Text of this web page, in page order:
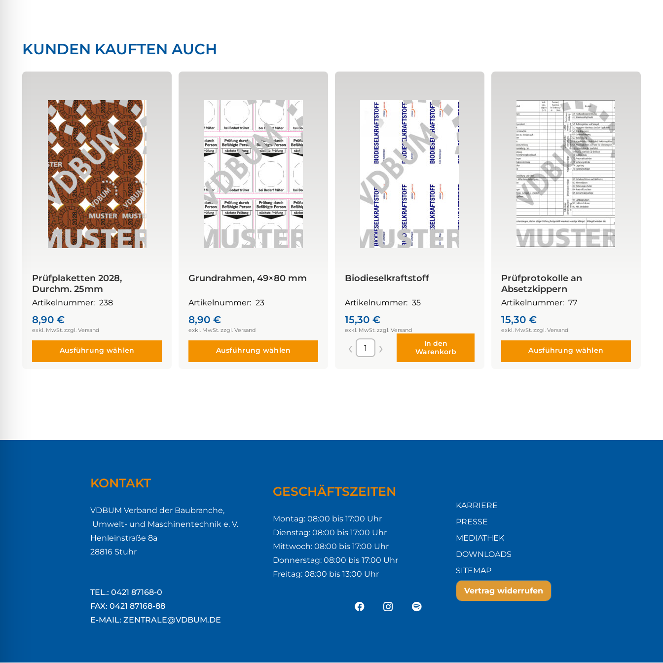
KUNDEN KAUFTEN AUCH
Prüfplaketten 2028,
Durchm. 25mm
Artikelnummer: 238
8,90 €
Ausführung wählen
Grundrahmen, 49×80 mm
Artikelnummer: 23
8,90 €
Ausführung wählen
Biodieselkraftstoff
Artikelnummer: 35
15,30 €
In den
Warenkorb
Prüfprotokolle an
Absetzkippern
Artikelnummer: 77
15,30 €
Ausführung wählen
KONTAKT
VDBUM Verband der Baubranche,
Umwelt- und Maschinentechnik e. V.
Henleinstraße 8a
28816 Stuhr
TEL.: 0421 87168-0
FAX: 0421 87168-88
E-MAIL: ZENTRALE@VDBUM.DE
GESCHÄFTSZEITEN
Montag: 08:00 bis 17:00 Uhr
Dienstag: 08:00 bis 17:00 Uhr
Mittwoch: 08:00 bis 17:00 Uhr
Donnerstag: 08:00 bis 17:00 Uhr
Freitag: 08:00 bis 13:00 Uhr
KARRIERE
PRESSE
MEDIATHEK
DOWNLOADS
SITEMAP
Vertrag widerrufen